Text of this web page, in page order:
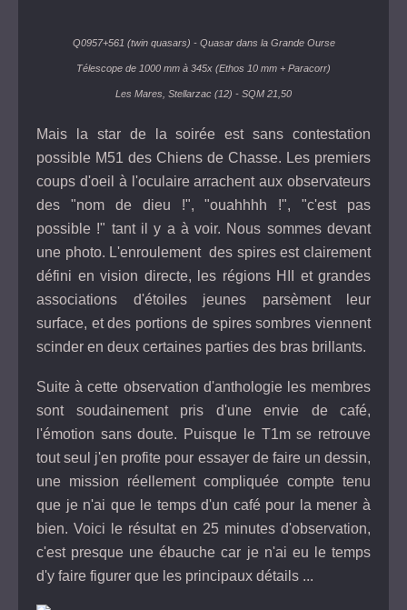
Q0957+561 (twin quasars) - Quasar dans la Grande Ourse
Télescope de 1000 mm à 345x (Ethos 10 mm + Paracorr)
Les Mares, Stellarzac (12) - SQM 21,50
Mais la star de la soirée est sans contestation
possible M51 des Chiens de Chasse. Les premiers
coups d'oeil à l'oculaire arrachent aux observateurs
des "nom de dieu !", "ouahhhh !", "c'est pas
possible !" tant il y a à voir. Nous sommes devant
une photo. L'enroulement des spires est clairement
défini en vision directe, les régions HII et grandes
associations d'étoiles jeunes parsèment leur
surface, et des portions de spires sombres viennent
scinder en deux certaines parties des bras brillants.
Suite à cette observation d'anthologie les membres
sont soudainement pris d'une envie de café,
l'émotion sans doute. Puisque le T1m se retrouve
tout seul j'en profite pour essayer de faire un dessin,
une mission réellement compliquée compte tenu
que je n'ai que le temps d'un café pour la mener à
bien. Voici le résultat en 25 minutes d'observation,
c'est presque une ébauche car je n'ai eu le temps
d'y faire figurer que les principaux détails ...